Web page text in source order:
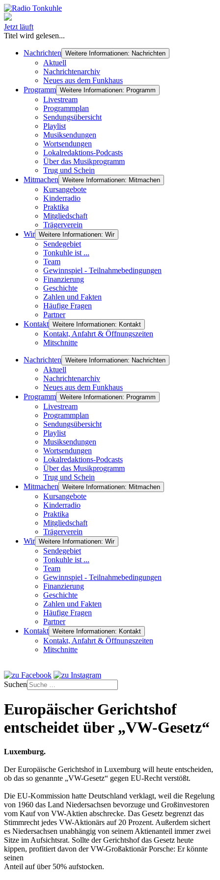
Jetzt läuft
Titel wird gelesen...
Nachrichten Weitere Informationen: Nachrichten
Aktuell
Nachrichtenarchiv
Neues aus dem Funkhaus
Programm Weitere Informationen: Programm
Livestream
Programmplan
Sendungsübersicht
Playlist
Musiksendungen
Wortsendungen
Lokalredaktions-Podcasts
Über das Musikprogramm
Trug und Schein
Mitmachen Weitere Informationen: Mitmachen
Kursangebote
Kinderradio
Praktika
Mitgliedschaft
Trägerverein
Wir Weitere Informationen: Wir
Sendegebiet
Tonkuhle ist ...
Team
Gewinnspiel - Teilnahmebedingungen
Finanzierung
Geschichte
Zahlen und Fakten
Häufige Fragen
Partner
Kontakt Weitere Informationen: Kontakt
Kontakt, Anfahrt & Öffnungszeiten
Mitschnitte
Nachrichten Weitere Informationen: Nachrichten
Aktuell
Nachrichtenarchiv
Neues aus dem Funkhaus
Programm Weitere Informationen: Programm
Livestream
Programmplan
Sendungsübersicht
Playlist
Musiksendungen
Wortsendungen
Lokalredaktions-Podcasts
Über das Musikprogramm
Trug und Schein
Mitmachen Weitere Informationen: Mitmachen
Kursangebote
Kinderradio
Praktika
Mitgliedschaft
Trägerverein
Wir Weitere Informationen: Wir
Sendegebiet
Tonkuhle ist ...
Team
Gewinnspiel - Teilnahmebedingungen
Finanzierung
Geschichte
Zahlen und Fakten
Häufige Fragen
Partner
Kontakt Weitere Informationen: Kontakt
Kontakt, Anfahrt & Öffnungszeiten
Mitschnitte
Suchen
Europäischer Gerichtshof
entscheidet über „VW-Gesetz“
Luxemburg.
Der Europäische Gerichtshof in Luxemburg will heute entscheiden,
ob das so genannte „VW-Gesetz“ gegen EU-Recht verstößt.
Die EU-Kommission hatte Deutschland verklagt, weil die Regelung
von 1960 das Land Niedersachsen bevorzuge und Großinvestoren
vom Kauf von VW-Aktien abschrecke. Das Gesetz begrenzt das
Stimmrecht jedes VW-Aktionärs auf 20 Prozent. Außerdem sichert
es Niedersachsen unabhängig von seinem Aktienanteil immer zwei
Sitze im Aufsichtsrat. Sollte der Gerichtshof das Gesetz heute
kippen, profitiert davon der VW-Großaktionär Porsche: Er könnte
seinen
Anteil auf über 50% aufstocken.